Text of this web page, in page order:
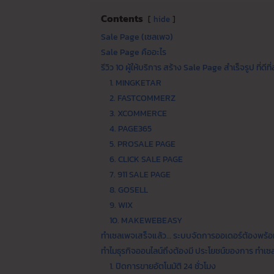
Contents hide
Sale Page (เซลเพจ)
Sale Page คืออะไร
รีวิว 10 ผู้ให้บริการ สร้าง Sale Page สำเร็จรูป ที่ดี
1. MINGKETAR
2. FASTCOMMERZ
3. XCOMMERCE
4. PAGE365
5. PROSALE PAGE
6. CLICK SALE PAGE
7. 911 SALE PAGE
8. GOSELL
9. WIX
10. MAKEWEBEASY
ทำเซลเพจเสร็จแล้ว… ระบบจัดการออเดอร์ต้องพร้
ทำไมธุรกิจออนไลน์ถึงต้องมี ประโยชน์ของการ ทำเซ
1. ปิดการขายอัตโนมัติ 24 ชั่วโมง